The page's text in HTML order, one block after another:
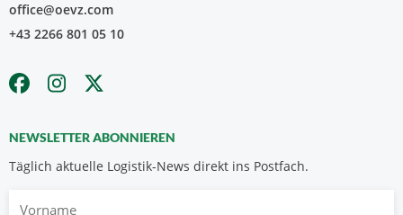
office@oevz.com
+43 2266 801 05 10
NEWSLETTER ABONNIEREN
Täglich aktuelle Logistik-News direkt ins Postfach.